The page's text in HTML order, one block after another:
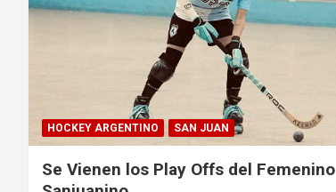
HOCKEY ARGENTINO SAN JUAN
Se Vienen los Play Offs del Femenino